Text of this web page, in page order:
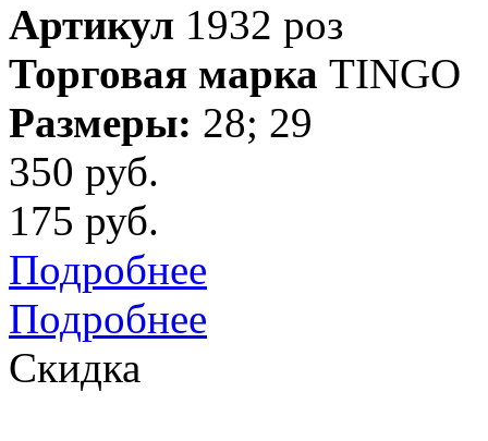
Артикул 1932 роз
Торговая марка TINGO
Размеры: 28; 29
350 руб.
175 руб.
Подробнее
Подробнее
Скидка